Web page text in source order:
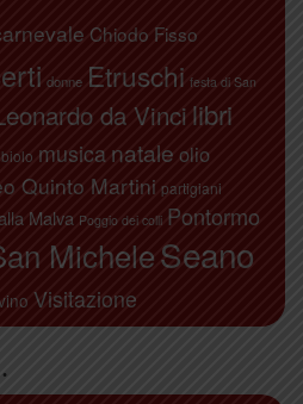
Chiodo Fisso
donne Etruschi festa di San
da Vinci libri
musica natale olio
Quinto Martini partigiani
Malva Poggio dei colli Pontormo
MicheleSeano
Visitazione